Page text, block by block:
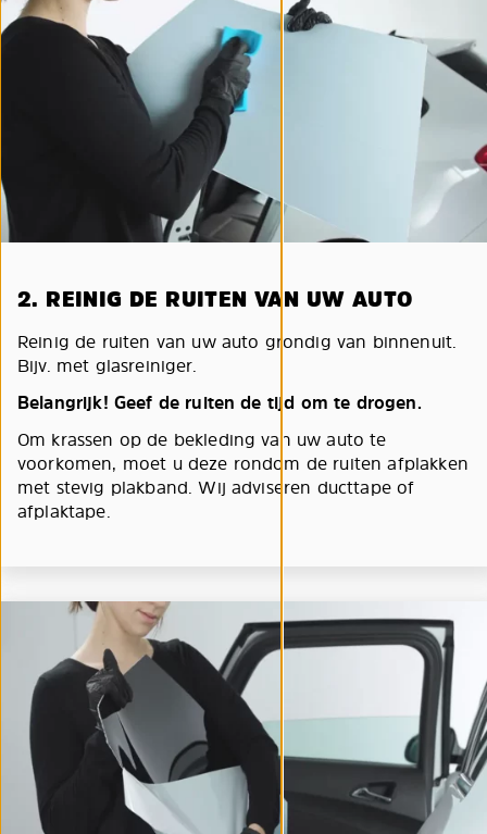
2. REINIG DE RUITEN VAN UW AUTO
Reinig de ruiten van uw auto grondig van binnenuit.
Bijv. met glasreiniger.
Belangrijk! Geef de ruiten de tijd om te drogen.
Om krassen op de bekleding van uw auto te
voorkomen, moet u deze rondom de ruiten afplakken
met stevig plakband. Wij adviseren ducttape of
afplaktape.